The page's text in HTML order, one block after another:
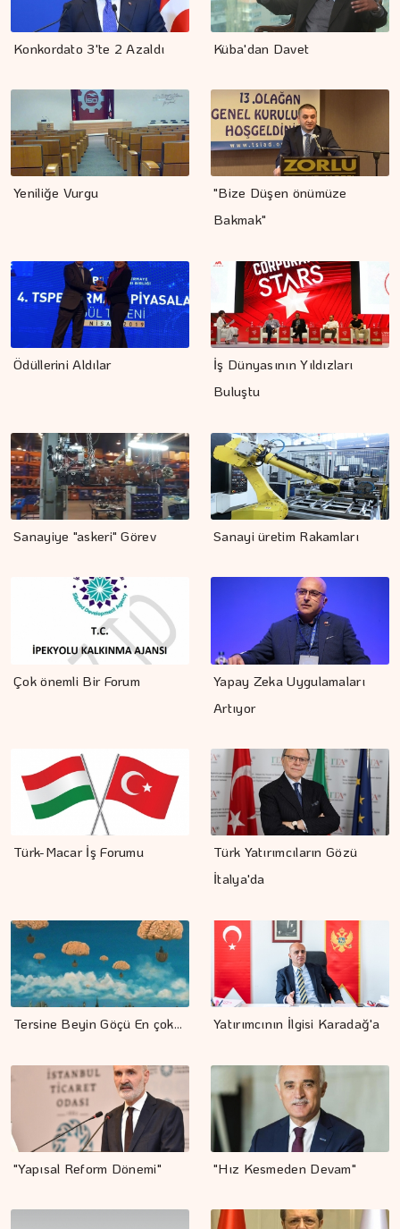
Konkordato 3'te 2 Azaldı Küba'dan Davet
Yeniliğe Vurgu
"Bize Düşen önümüze
Bakmak"
Ödüllerini Aldılar
İş Dünyasının Yıldızları
Buluştu
Sanayiye "askeri" Görev Sanayi üretim Rakamları
Çok önemli Bir Forum
Yapay Zeka Uygulamaları
Artıyor
Türk-Macar İş Forumu
Türk Yatırımcıların Gözü
İtalya'da
Tersine Beyin Göçü En çok... Yatırımcının İlgisi Karadağ'a
"Yapısal Reform Dönemi" "Hız Kesmeden Devam"